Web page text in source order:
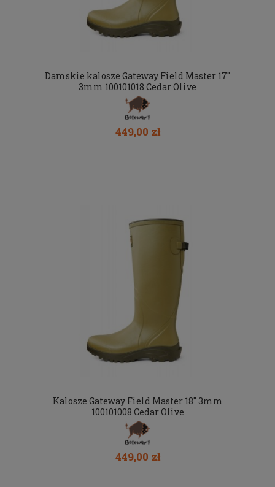
Damskie kalosze Gateway Field Master 17"
3mm 100101018 Cedar Olive
449,00 zł
Kalosze Gateway Field Master 18" 3mm
100101008 Cedar Olive
449,00 zł